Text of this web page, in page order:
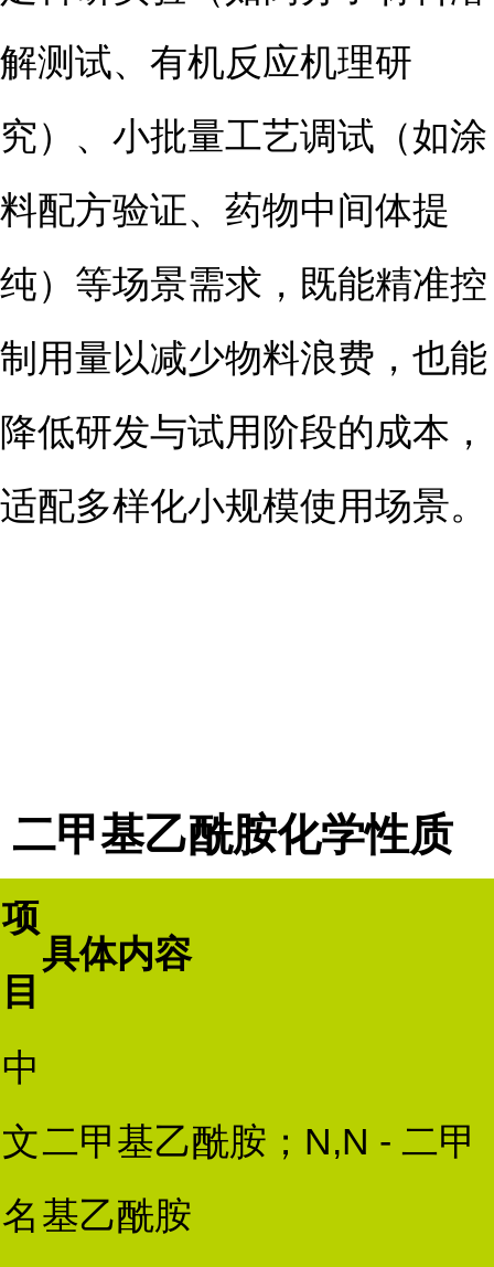
解测试、有机反应机理研
究）、小批量工艺调试（如涂
料配方验证、药物中间体提
纯）等场景需求，既能精准控
制用量以减少物料浪费，也能
降低研发与试用阶段的成本，
适配多样化小规模使用场景。
二甲基乙酰胺化学性质
项
目
具体内容
中
文
名
二甲基乙酰胺；N,N - 二甲
基乙酰胺